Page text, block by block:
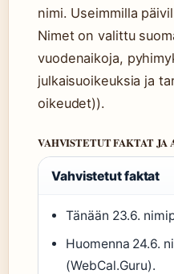
nimi. Useimmilla
Nimet on valittu
vuodenaikoja,
julkaisuoikeuksia ja
oikeudet)).
VAHVISTETUT FAKTAT JA
Vahvistetut faktat
Tänään 23.6.
Huomenna 24.6.
(WebCal.Guru).